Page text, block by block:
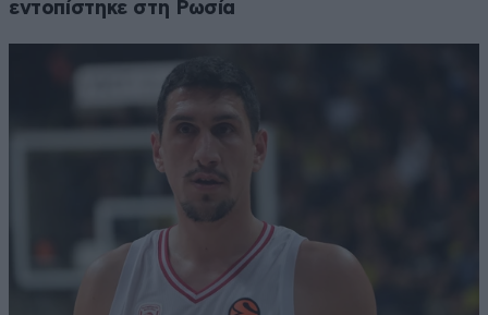
εντοπίστηκε στη Ρωσία